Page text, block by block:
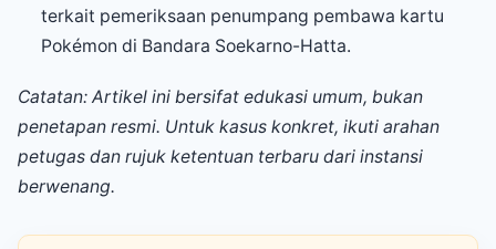
terkait pemeriksaan penumpang pembawa kartu
Pokémon di Bandara Soekarno-Hatta.
Catatan: Artikel ini bersifat edukasi umum, bukan
penetapan resmi. Untuk kasus konkret, ikuti arahan
petugas dan rujuk ketentuan terbaru dari instansi
berwenang.